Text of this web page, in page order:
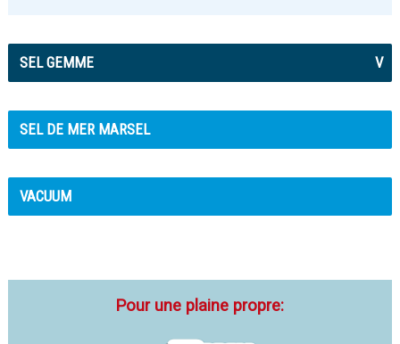
SEL GEMME V
SEL DE MER MARSEL
VACUUM
Pour une plaine propre: